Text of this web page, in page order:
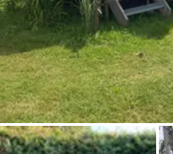
Chiedi a Howdy
Ispirazione fotografica
Suggerimenti e ispirazione
Storie dall'Hinterland
Buoni